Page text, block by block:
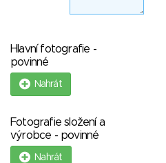
Hlavní fotografie -
povinné
Nahrát
Fotografie složení a
výrobce - povinné
Nahrát